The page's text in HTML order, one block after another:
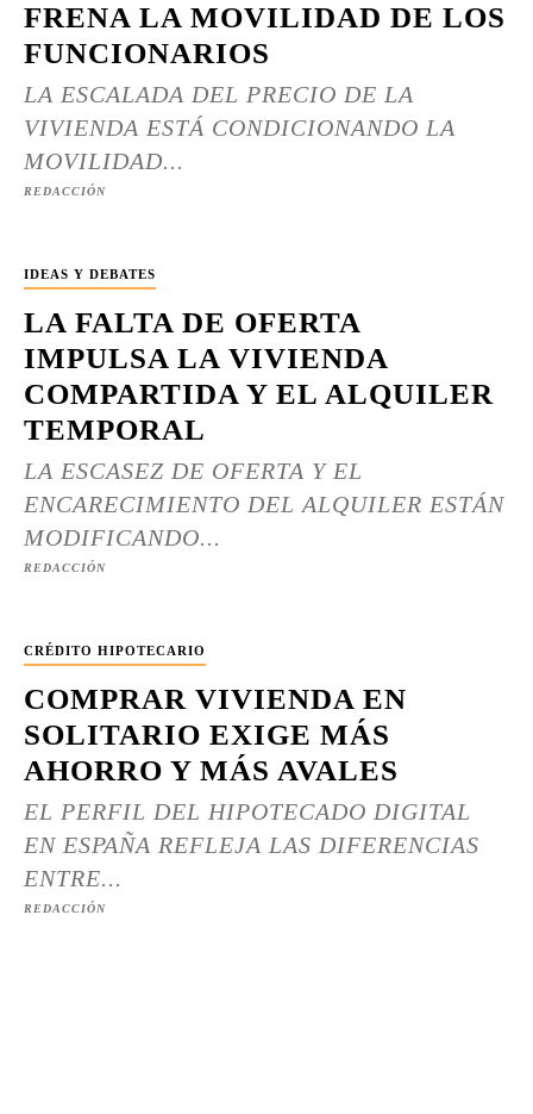
FRENA LA MOVILIDAD DE LOS
FUNCIONARIOS
LA ESCALADA DEL PRECIO DE LA
VIVIENDA ESTÁ CONDICIONANDO LA
MOVILIDAD...
REDACCIÓN
IDEAS Y DEBATES
LA FALTA DE OFERTA
IMPULSA LA VIVIENDA
COMPARTIDA Y EL ALQUILER
TEMPORAL
LA ESCASEZ DE OFERTA Y EL
ENCARECIMIENTO DEL ALQUILER ESTÁN
MODIFICANDO...
REDACCIÓN
CRÉDITO HIPOTECARIO
COMPRAR VIVIENDA EN
SOLITARIO EXIGE MÁS
AHORRO Y MÁS AVALES
EL PERFIL DEL HIPOTECADO DIGITAL
EN ESPAÑA REFLEJA LAS DIFERENCIAS
ENTRE...
REDACCIÓN